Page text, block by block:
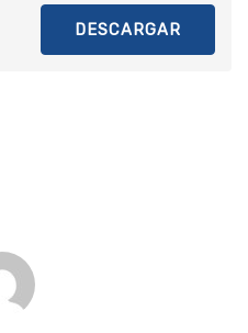
DESCARGAR